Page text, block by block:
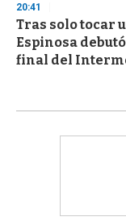
20:41
Tras solo tocar
Espinosa
final del